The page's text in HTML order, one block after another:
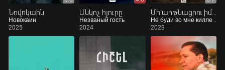
Նովոկաին
Новокаин
2025
Անկոչ հյուրը
Незваный гость
2024
Մի արթնացրու իմ մեջ քիլլերին
2023